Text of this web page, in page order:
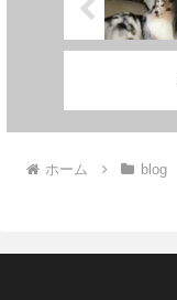
ホーム blog